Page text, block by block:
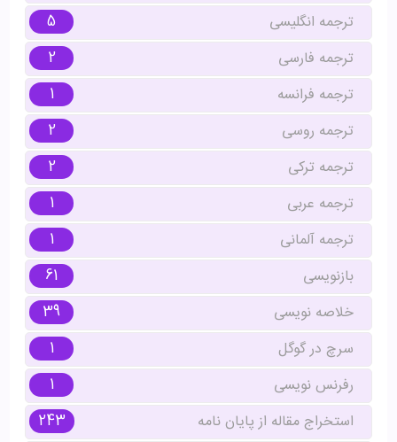
ترجمه انگلیسی
5
ترجمه فارسی
2
ترجمه فرانسه
1
ترجمه روسی
2
ترجمه ترکی
2
ترجمه عربی
1
ترجمه آلمانی
1
بازنویسی
61
خلاصه نویسی
39
سرچ در گوگل
1
رفرنس نویسی
1
استخراج مقاله از پایان نامه
243